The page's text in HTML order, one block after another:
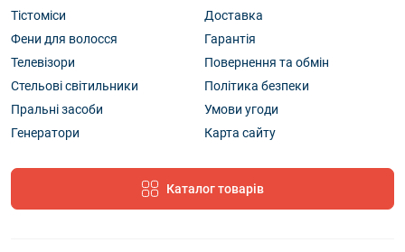
Тістоміси
Фени для волосся
Телевізори
Стельові світильники
Пральні засоби
Генератори
Доставка
Гарантія
Повернення та обмін
Політика безпеки
Умови угоди
Карта сайту
Каталог товарів